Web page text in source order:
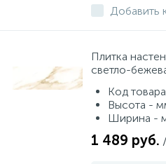
Добавить
Плитка
светло-
Код
Высота -
Ширина -
1 489 руб.